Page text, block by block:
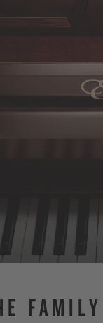
FAMILY